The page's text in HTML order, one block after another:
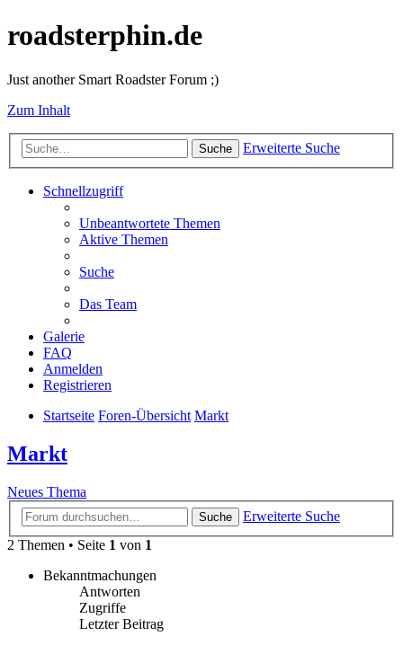
roadsterphin.de
Just another Smart Roadster Forum ;)
Zum Inhalt
Suche Erweiterte Suche
Schnellzugriff
Unbeantwortete Themen
Aktive Themen
Suche
Das Team
Galerie
FAQ
Anmelden
Registrieren
Startseite Foren-Übersicht Markt
Markt
Neues Thema
Suche
Erweiterte Suche
2 Themen • Seite 1 von 1
Bekanntmachungen
Antworten
Zugriffe
Letzter Beitrag